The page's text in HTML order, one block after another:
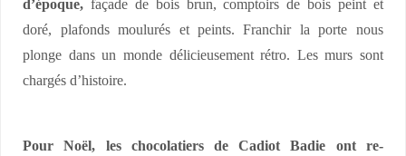
d’époque, façade de bois brun, comptoirs de bois peint et
doré, plafonds moulurés et peints. Franchir la porte nous
plonge dans un monde délicieusement rétro. Les murs sont
chargés d’histoire.
Pour Noël, les chocolatiers de Cadiot Badie ont re-